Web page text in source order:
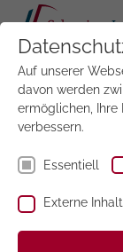
Jetzt
testen
Stellen Sie
Auf unserer
davon werden
ermöglichen, Ihre
verbessern.
Essentiell
Externe